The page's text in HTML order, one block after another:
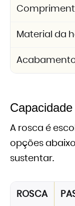
Material da
A rosca é
opções
sustentar.
ROSCA